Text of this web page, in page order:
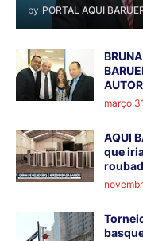
by PORTAL AQUI
março
AQUI
que